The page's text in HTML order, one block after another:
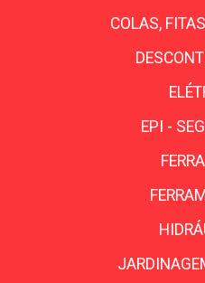
COLAS,
EPI -